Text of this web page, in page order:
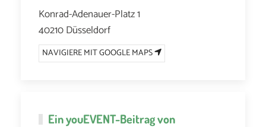
Konrad-Adenauer-Platz 1
40210 Düsseldorf
NAVIGIERE MIT GOOGLE MAPS
EinyouEVENT-Beitrag von